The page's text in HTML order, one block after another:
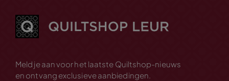
Meld je aan voor het laatste Quiltshop-nieuws
en ontvang exclusieve aanbiedingen.